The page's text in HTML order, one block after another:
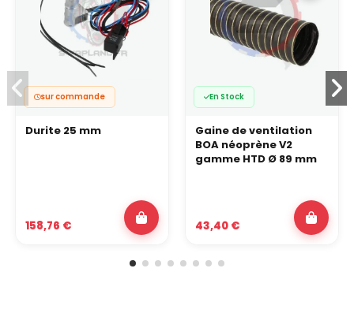
sur commande
Durite 25 mm
158,76 €
En Stock
Gaine de ventilation
BOA néoprène V2
gamme HTD Ø 89 mm
43,40 €